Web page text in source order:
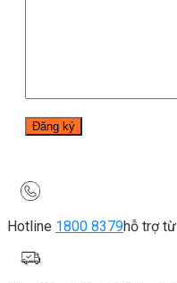
Hotline 1800 8379hỗ trợ